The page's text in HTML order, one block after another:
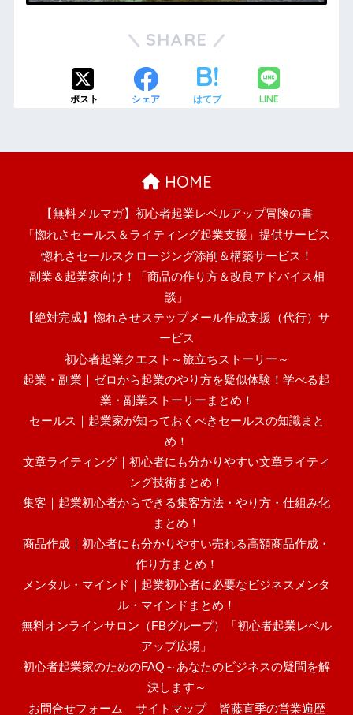
SHARE
ポスト シェア はてブ LINE
HOME
【無料メルマガ】初心者起業レベルアップ冒険の書
「惚れさセールス＆ライティング起業支援」提供サービス
惚れさセールスクロージング添削＆構築サービス！
副業＆起業家向け！「商品の作り方＆改良アドバイス相
談」
【絶対完成】惚れさせステップメール作成支援（代行）サ
ービス
初心者起業クエスト～旅立ちストーリー～
起業・副業｜ゼロから起業のやり方を疑似体験！学べる起
業・副業ストーリーまとめ！
セールス｜起業家が知っておくべきセールスの知識まと
め！
文章ライティング｜初心者にも分かりやすい文章ライティ
ング技術まとめ！
集客｜起業初心者からできる集客方法・やり方・仕組み化
まとめ！
商品作成｜初心者にも分かりやすい売れる高額商品作成・
作り方まとめ！
メンタル・マインド｜起業初心者に必要なビジネスメンタ
ル・マインドまとめ！
無料オンラインサロン（FBグループ）「初心者起業レベル
アップ広場」
初心者起業家のためのFAQ～あなたのビジネスの疑問を解
決します～
お問合せフォーム
サイトマップ 皆藤直季の営業遍歴